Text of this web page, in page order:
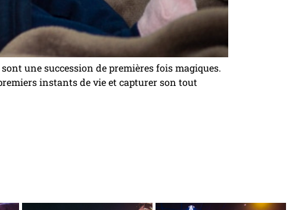
une succession de premières fois magiques.
instants de vie et capturer son tout